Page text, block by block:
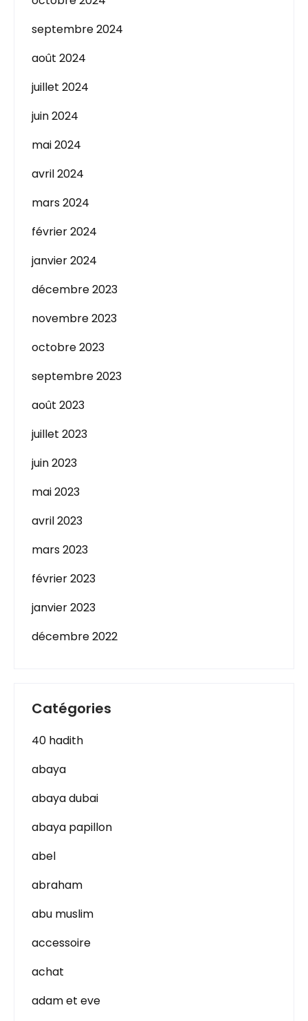
septembre 2024
août 2024
juillet 2024
juin 2024
mai 2024
avril 2024
mars 2024
février 2024
janvier 2024
décembre 2023
novembre 2023
octobre 2023
septembre 2023
août 2023
juillet 2023
juin 2023
mai 2023
avril 2023
mars 2023
février 2023
janvier 2023
décembre 2022
Catégories
40 hadith
abaya
abaya dubai
abaya papillon
abel
abraham
abu muslim
accessoire
achat
adam et eve